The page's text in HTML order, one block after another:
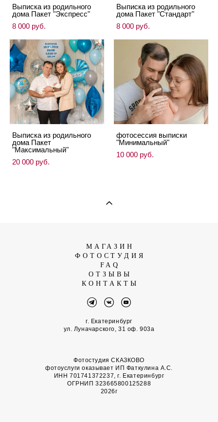
Выписка из родильного
дома Пакет "Экспресс"
8 000 pуб.
Выписка из родильного
дома Пакет "Стандарт"
8 000 pуб.
Выписка из родильного
дома Пакет
"Максимальный"
20 000 pуб.
фотосессия выписки
"Минимальный"
10 000 pуб.
МАГАЗИН
ФОТОСТУДИЯ
FAQ
ОТЗЫВЫ
КОНТАКТЫ
г. Екатеринбург
ул. Луначарского, 31 оф. 903а
Фотостудия СКАЗКОВО
фотоуслуги оказывает ИП Фаткулина А.С.
ИНН 701741372237, г. Екатеринбург
ОГРНИП 323665800125288
2026г